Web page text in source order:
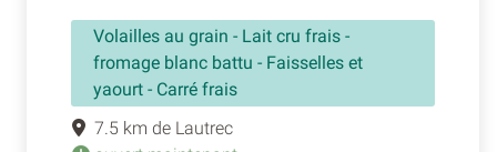
Volailles au grain - Lait cru frais -
fromage blanc battu - Faisselles et
yaourt - Carré frais
7.5 km de Lautrec